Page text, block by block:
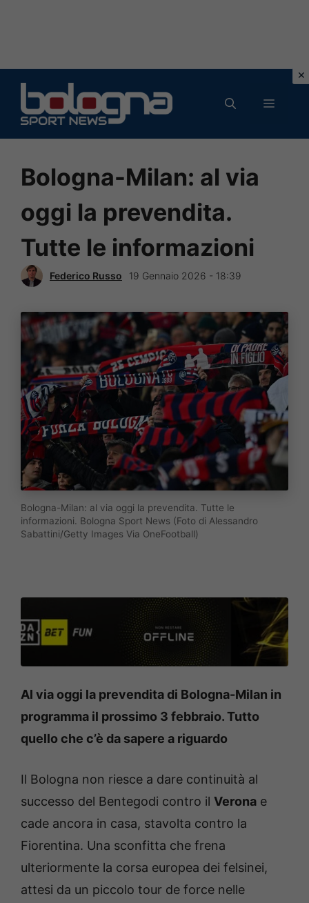
contenuto
MENU
Bologna-Milan: al via
oggi la prevendita.
Tutte le informazioni
Federico Russo 19 Gennaio 2026 - 18:39
Bologna-Milan: al via oggi la prevendita. Tutte le
informazioni. Bologna Sport News (Foto di Alessandro
Sabattini/Getty Images Via OneFootball)
Al via oggi la prevendita di Bologna-Milan in
programma il prossimo 3 febbraio. Tutto
quello che c’è da sapere a riguardo
Il Bologna non riesce a dare continuità al
successo del Bentegodi contro il Verona e
cade ancora in casa, stavolta contro la
Fiorentina. Una sconfitta che frena
ulteriormente la corsa europea dei felsinei,
attesi da un piccolo tour de force nelle